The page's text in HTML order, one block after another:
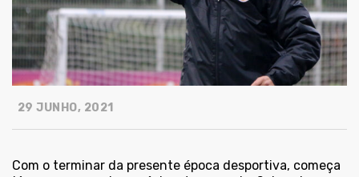
29 JUNHO, 2021
Com o terminar da presente época desportiva, começa